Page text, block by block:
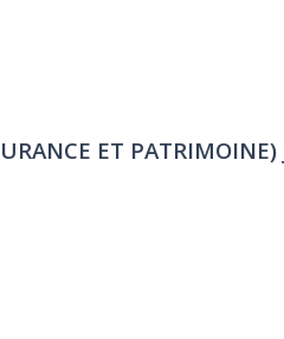
ET PATRIMOINE)